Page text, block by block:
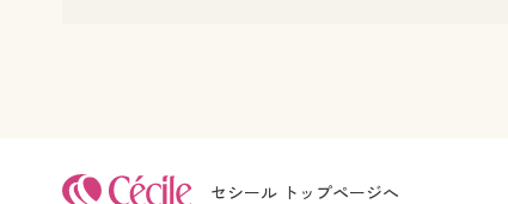
セシール トップページへ